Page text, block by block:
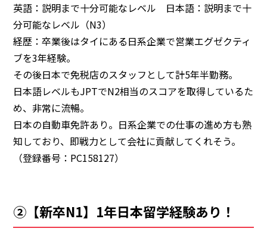
英語：説明まで十分可能なレベル 日本語：説明まで十
分可能なレベル（N3）
経歴：卒業後はタイにある日系企業で営業エグゼクティ
ブを3年経験。
その後日本で免税店のスタッフとして計5年半勤務。
日本語レベルもJPTでN2相当のスコアを取得しているた
め、非常に流暢。
日本の自動車免許あり。日系企業での仕事の進め方も熟
知しており、即戦力として会社に貢献してくれそう。
（登録番号：PC158127）
②【新卒N1】1年日本留学経験あり！